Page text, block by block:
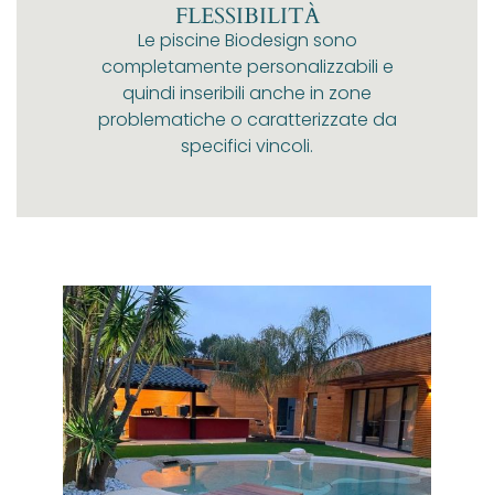
FLESSIBILITÀ
Le piscine Biodesign sono
completamente personalizzabili e
quindi inseribili anche in zone
problematiche o caratterizzate da
specifici vincoli.